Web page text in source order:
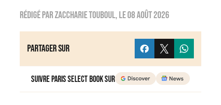
Rédigé parzaccharie touboul, le08 août 2026
Partager sur
Suivre Paris Select Book sur